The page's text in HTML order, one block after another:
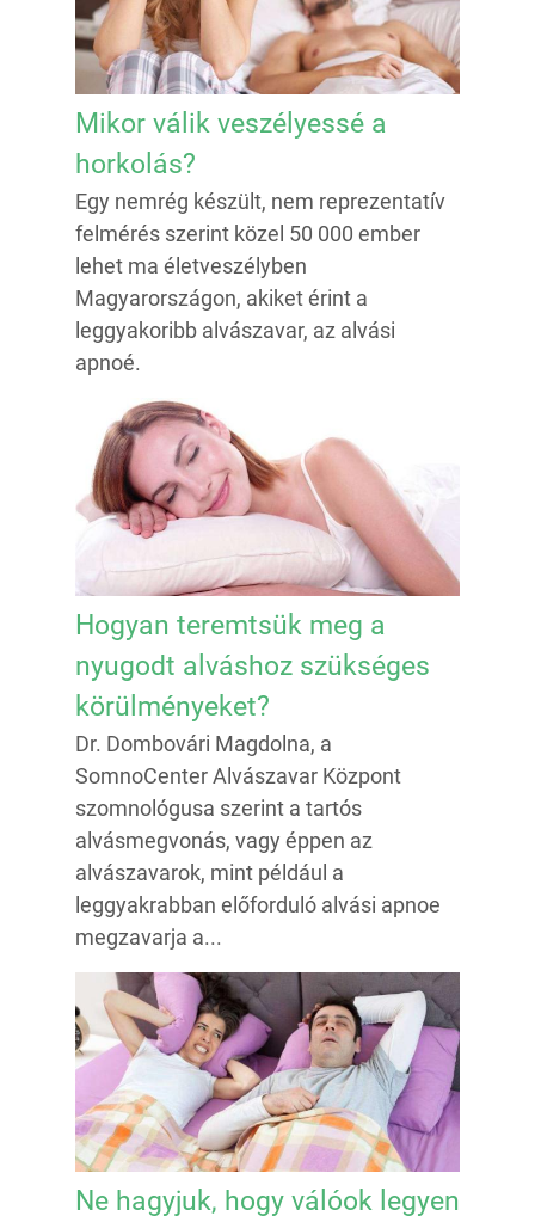
Mikor válik veszélyessé a
horkolás?
Egy nemrég készült, nem reprezentatív
felmérés szerint közel 50 000 ember
lehet ma életveszélyben
Magyarországon, akiket érint a
leggyakoribb alvászavar, az alvási
apnoé.
Hogyan teremtsük meg a
nyugodt alváshoz szükséges
körülményeket?
Dr. Dombovári Magdolna, a
SomnoCenter Alvászavar Központ
szomnológusa szerint a tartós
alvásmegvonás, vagy éppen az
alvászavarok, mint például a
leggyakrabban előforduló alvási apnoe
megzavarja a...
Ne hagyjuk, hogy válóok legyen